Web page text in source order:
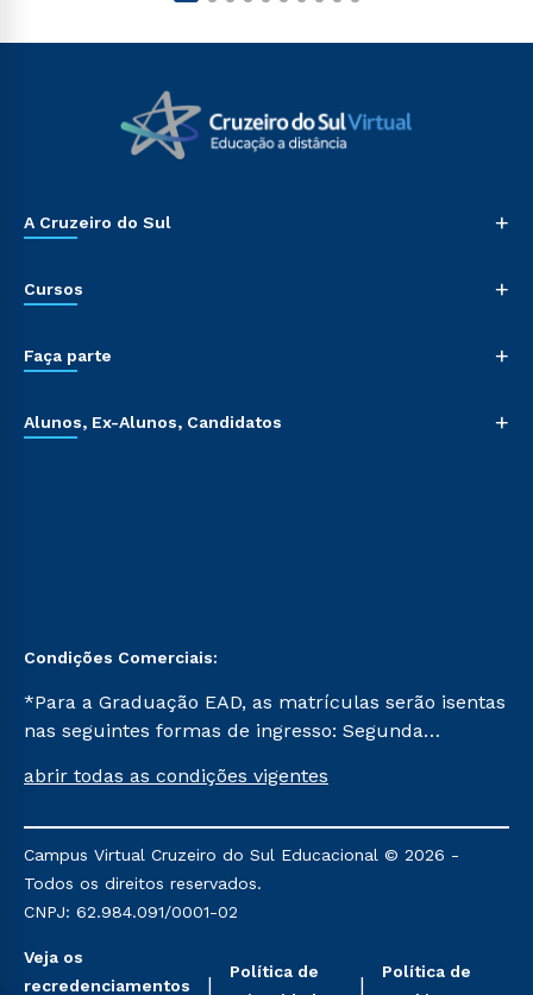
A Cruzeiro do Sul +
Cursos +
Faça parte +
Alunos, Ex-Alunos, Candidatos +
Condições Comerciais:
*Para a Graduação EAD, as matrículas serão isentas
nas seguintes formas de ingresso: Segunda
Já para as demais, a taxa de matrícula será de R$
mencionadas são referentes aos cursos: Ensino
Religioso, Geografia para a Docência e Metodologia
do Ensino de História: Questões Atuais.
abrir todas as condições vigentes
Campus Virtual Cruzeiro do Sul Educacional © 2026 -
Todos os direitos reservados.
CNPJ: 62.984.091/0001-02
Veja os
recredenciamentos
Política de
Política de